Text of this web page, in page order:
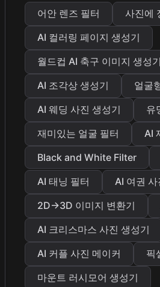
어안 렌즈 필터
사진에
AI 컬러링 페이지 생성기
월드컵 AI 축구 이미지 생성기
AI 조각상 생성기
얼굴
AI 웨딩 사진 생성기
유
재미있는 얼굴 필터
AI
Black and White Filter
AI 태닝 필터
AI 여권
2D→3D 이미지 변환기
AI 크리스마스 사진 생성기
AI 커플 사진 메이커
픽
마운트 러시모어 생성기